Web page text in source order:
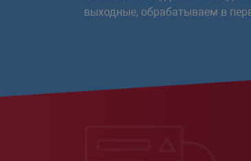
выходные, обрабатываем в